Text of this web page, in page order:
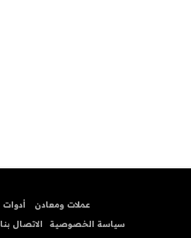
عملات ومعادن
أدوات
سياسة الخصوصية
الاتصال بنا